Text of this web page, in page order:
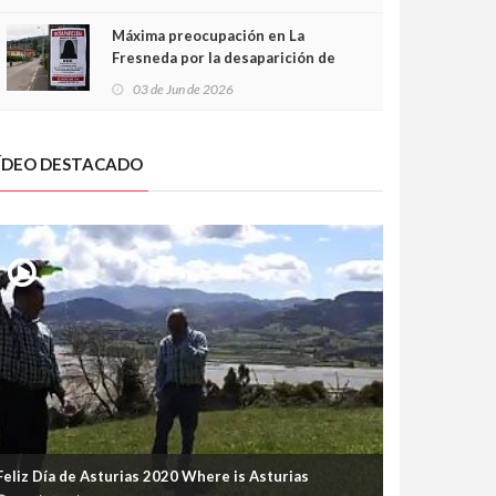
Máxima preocupación en La
Fresneda por la desaparición de
03 de Jun de 2026
DESTACADO
Día de Asturias 2020 Where is Asturias